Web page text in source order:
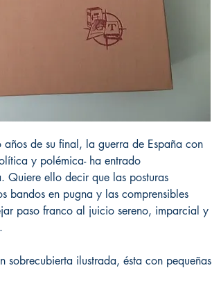
años de su final, la guerra de España con
y polémica- ha entrado
Quiere ello decir que las posturas
bandos en pugna y las comprensibles
paso franco al juicio sereno, imparcial y
sobrecubierta ilustrada, ésta con pequeñas